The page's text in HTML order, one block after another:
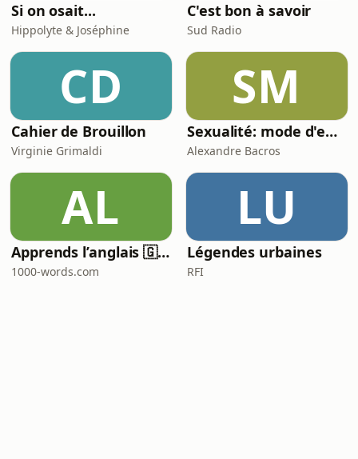
Si on osait...
Hippolyte & Joséphine
C'est bon à savoir
Sud Radio
CD
Cahier de Brouillon
Virginie Grimaldi
SM
Sexualité: mode d'emploi
Alexandre Bacros
AL
Apprends l’anglais 🇬🇧 pendant ton sommeil 😴 1000 phrases pour débutants | avec 1000-words.com
1000-words.com
LU
Légendes urbaines
RFI